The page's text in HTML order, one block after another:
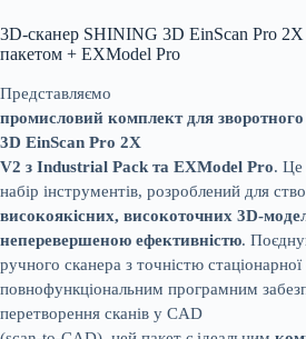
3D-сканер SHINING 3D EinScan Pro
пакетом + EXModel Pro
Представляємо
промисловий комплект для
3D EinScan Pro 2X
V2 з Industrial Pack та EXModel Pro. Це
набір інструментів, розроблений для
високоякісних, високоточних 3D-
неперевершеною ефективністю.
ручного сканера з точністю
повнофункціональним програмним
перетворення сканів у CAD